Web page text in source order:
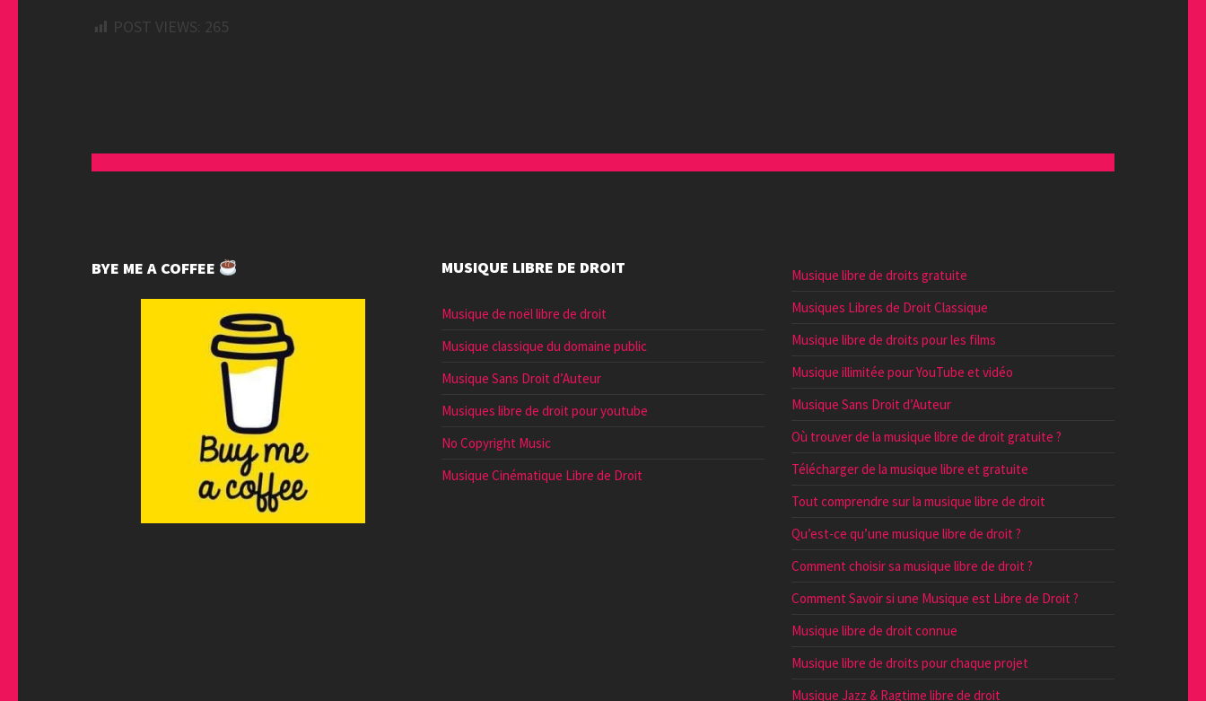
POST VIEWS: 265
BYE ME A COFFEE MUSIQUE LIBRE DE DROIT
Musique de noël libre de droit
Musique classique du domaine public
Musique Sans Droit d’Auteur
Musiques libre de droit pour youtube
No Copyright Music
Musique Cinématique Libre de Droit
Musique libre de droits gratuite
Musiques Libres de Droit Classique
Musique libre de droits pour les films
Musique illimitée pour YouTube et vidéo
Musique Sans Droit d’Auteur
Où trouver de la musique libre de droit gratuite ?
Télécharger de la musique libre et gratuite
Tout comprendre sur la musique libre de droit
Qu’est-ce qu’une musique libre de droit ?
Comment choisir sa musique libre de droit ?
Comment Savoir si une Musique est Libre de Droit ?
Musique libre de droit connue
Musique libre de droits pour chaque projet
Musique Jazz & Ragtime libre de droit